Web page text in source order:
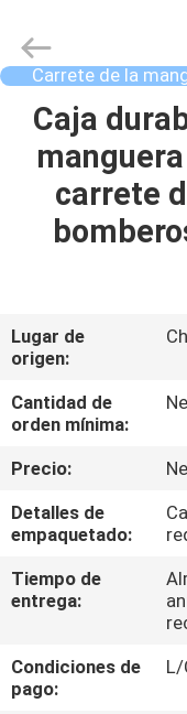
HOGAR
PRODUCTOS
SOBRE
NOSOTROS
VIAJE
DE
LA
FÁBRICA
CONTROL
DE
CALIDAD
& Equipment
Ltd .
All
Reserved.
Carrete de la
Caja
carrete
Lugar de
origen:
Cantidad de
orden mínima:
Precio:
Detalles de
empaquetado:
Tiempo de
entrega:
Condiciones de
pago:
L/